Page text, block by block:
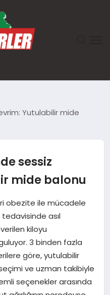
Yutulabilir mide
sessiz
mide balonu
obezite ile mücadele
asıl
kiloyu
3 binden fazla
göre, yutulabilir
ve uzman takibiyle
seçenekler arasında